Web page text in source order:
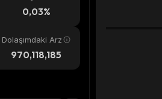
0,03%
Dolaşımdaki Arz
970,118,185